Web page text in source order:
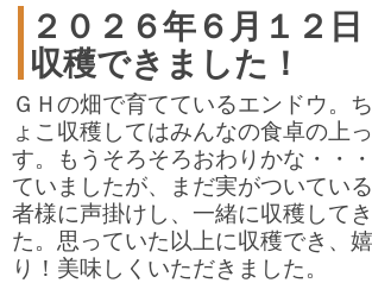
２０２６年６月１２日
収穫できました！
ＧＨの畑で育てているエンドウ。
ょこ収穫してはみんなの食卓の上
す。もうそろそろおわりかな・・
ていましたが、まだ実がついてい
者様に声掛けし、一緒に収穫して
た。思っていた以上に収穫でき、
り！美味しくいただきました。